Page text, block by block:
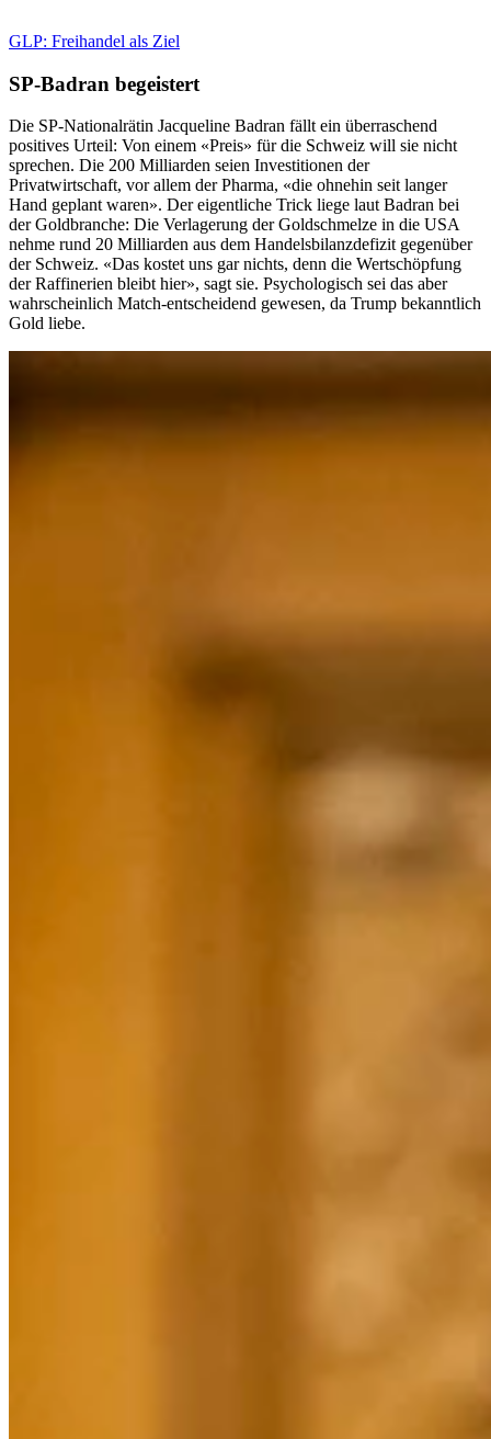
GLP: Freihandel als Ziel
SP-Badran begeistert
Die SP-Nationalrätin Jacqueline Badran fällt ein überraschend
positives Urteil: Von einem «Preis» für die Schweiz will sie nicht
sprechen. Die 200 Milliarden seien Investitionen der
Privatwirtschaft, vor allem der Pharma, «die ohnehin seit langer
Hand geplant waren». Der eigentliche Trick liege laut Badran bei
der Goldbranche: Die Verlagerung der Goldschmelze in die USA
nehme rund 20 Milliarden aus dem Handelsbilanzdefizit gegenüber
der Schweiz. «Das kostet uns gar nichts, denn die Wertschöpfung
der Raffinerien bleibt hier», sagt sie. Psychologisch sei das aber
wahrscheinlich Match-entscheidend gewesen, da Trump bekanntlich
Gold liebe.